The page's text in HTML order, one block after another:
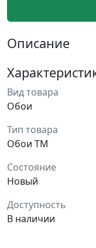
Описание
Вид товара
Обои
Тип товара
Обои ТМ
Состояние
Новый
Доступность
В наличии